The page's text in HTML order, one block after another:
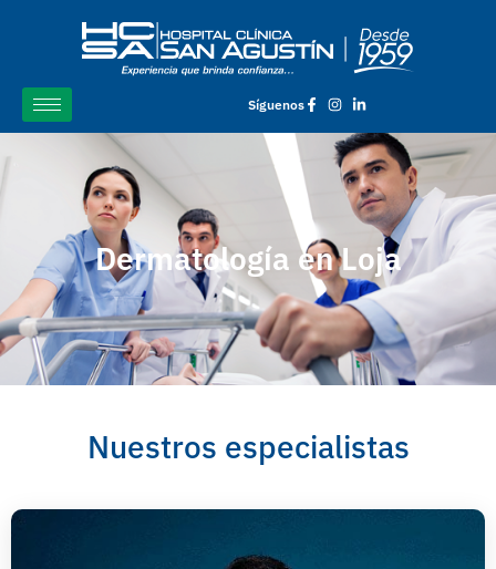
Síguenos
Dermatología en Loja
Nuestros especialistas